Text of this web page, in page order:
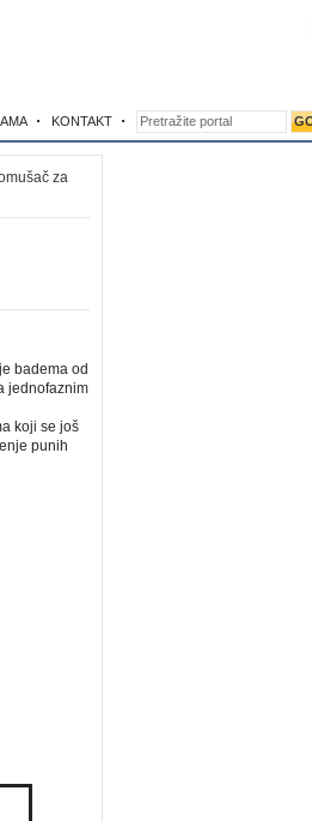
KONTAKT
za
badema od
jednofaznim
koji se još
punih